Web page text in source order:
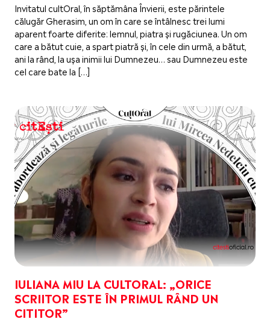
Invitatul cultOral, în săptămâna Învierii, este părintele
călugăr Gherasim, un om în care se întâlnesc trei lumi
aparent foarte diferite: lemnul, piatra și rugăciunea. Un om
care a bătut cuie, a spart piatră și, în cele din urmă, a bătut,
ani la rând, la ușa inimii lui Dumnezeu… sau Dumnezeu este
cel care bate la […]
IULIANA MIU LA CULTORAL: „ORICE
SCRIITOR ESTE ÎN PRIMUL RÂND UN
CITITOR”